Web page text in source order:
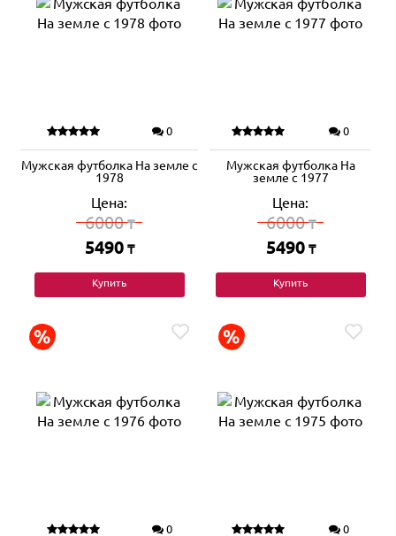
0
Мужская футболка На земле с
1978
Цена:
6000₸
5490 ₸
Купить
0
Мужская футболка На
земле с 1977
Цена:
6000₸
5490 ₸
Купить
0 0